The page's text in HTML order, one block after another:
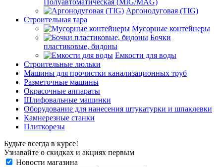
Полуавтоматическая (MIG/MAG)
Аргонодуговая (TIG)
Строительная тара
Мусорные контейнеры
Бочки
пластиковые, бидоны
Емкости для воды
Строительные люльки
Машины для прочистки канализационных труб
Разметочные машины
Окрасочные аппараты
Шлифовальные машинки
Оборудование для нанесения штукатурки и шпаклевки
Камнерезные станки
Плиткорезы
Будьте всегда в курсе!
Узнавайте о скидках и акциях первым
Новости магазина